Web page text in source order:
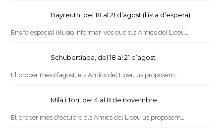
Bayreuth, del 18 al 21 d’agost (llista d’espera)
Ens fa especial il·lusió informar-vos que els Amics del Liceu…
Schubertíada, del 18 al 21 d’agost
El proper mes d’agost, els Amics del Liceu us proposem…
Milà i Torí, del 4 al 8 de novembre
El proper mes d'octubre els Amics del Liceu us proposem…